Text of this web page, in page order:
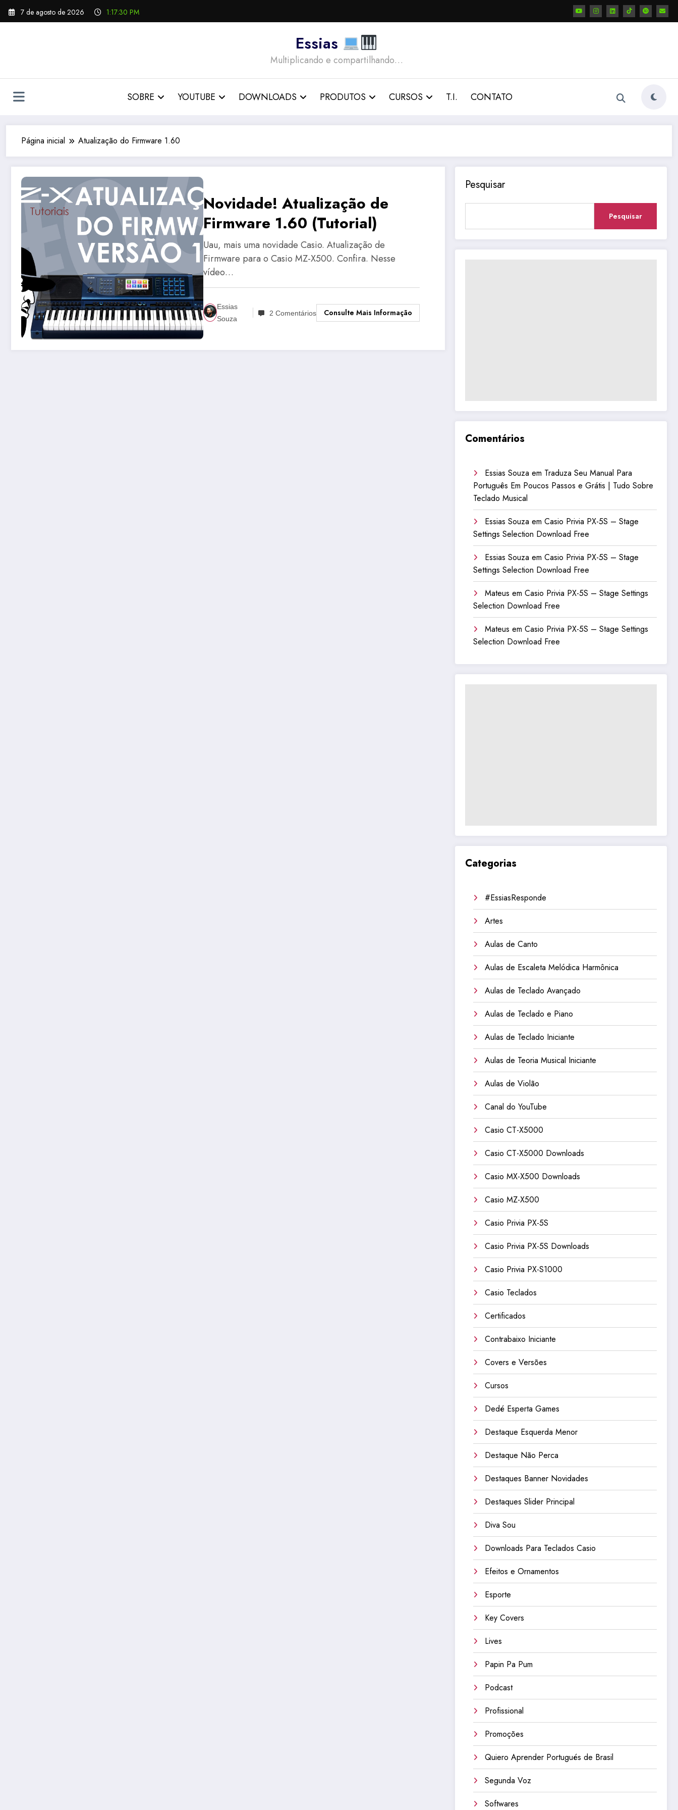
Pular
para
7 de agosto de 2026 1:17:31 PM
Essias
Multiplicando e compartilhando…
SOBRE YOUTUBE DOWNLOADS PRODUTOS CURSOS T.I. CONTATO
Página inicial Atualização do Firmware 1.60
Novidade! Atualização de
Firmware 1.60 (Tutorial)
Uau, mais uma novidade Casio. Atualização de
Firmware para o Casio MZ-X500. Confira. Nesse
vídeo…
Essias
Souza
2 Comentários Consulte Mais Informação
Pesquisar
Pesquisar
Comentários
Essias Souza em Traduza Seu Manual Para
Português Em Poucos Passos e Grátis | Tudo Sobre
Teclado Musical
Essias Souza emCasio Privia PX-5S – Stage
Settings Selection Download Free
Essias Souza emCasio Privia PX-5S – Stage
Settings Selection Download Free
Mateus emCasio Privia PX-5S – Stage Settings
Selection Download Free
Mateus emCasio Privia PX-5S – Stage Settings
Selection Download Free
Categorias
#EssiasResponde
Artes
Aulas de Canto
Aulas de Escaleta Melódica Harmônica
Aulas de Teclado Avançado
Aulas de Teclado e Piano
Aulas de Teclado Iniciante
Aulas de Teoria Musical Iniciante
Aulas de Violão
Canal do YouTube
Casio CT-X5000
Casio CT-X5000 Downloads
Casio MX-X500 Downloads
Casio MZ-X500
Casio Privia PX-5S
Casio Privia PX-5S Downloads
Casio Privia PX-S1000
Casio Teclados
Certificados
Contrabaixo Iniciante
Covers e Versões
Cursos
Dedé Esperta Games
Destaque Esquerda Menor
Destaque Não Perca
Destaques Banner Novidades
Destaques Slider Principal
Diva Sou
Downloads Para Teclados Casio
Efeitos e Ornamentos
Esporte
Key Covers
Lives
Papin Pa Pum
Podcast
Profissional
Promoções
Quiero Aprender Portugués de Brasil
Segunda Voz
Softwares